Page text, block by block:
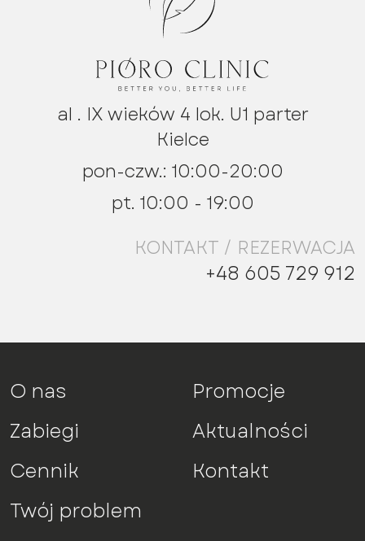
al . IX wieków 4 lok. U1 parter
Kielce
pon-czw.: 10:00-20:00
pt. 10:00 - 19:00
KONTAKT / REZERWACJA
+48 605 729 912
O nas
Zabiegi
Cennik
Twój problem
Promocje
Aktualności
Kontakt